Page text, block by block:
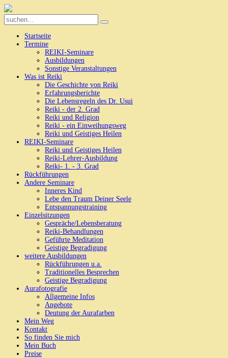
Startseite
Termine
REIKI-Seminare
Ausbildungen
Sonstige Veranstaltungen
Was ist Reiki
Die Geschichte von Reiki
Erfahrungsberichte
Die Lebensregeln des Dr. Usui
Reiki - der 2. Grad
Reiki und Religion
Reiki - ein Einweihungsweg
Reiki und Geistiges Heilen
REIKI-Seminare
Reiki und Geistiges Heilen
Reiki-Lehrer-Ausbildung
Reiki- 1. - 3. Grad
Rückführungen
Andere Seminare
Inneres Kind
Lebe den Traum Deiner Seele
Entspannungstraining
Einzelsitzungen
Gespräche/Lebensberatung
Reiki-Behandlungen
Geführte Meditation
Geistige Begradigung
weitere Ausbildungen
Rückführungen u.a.
Traditionelles Besprechen
Geistige Begradigung
Aurafotografie
Allgemeine Infos
Angebote
Deutung der Aurafarben
Mein Weg
Kontakt
So finden Sie mich
Mein Buch
Preise